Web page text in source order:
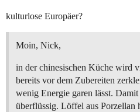
kulturlose Europäer?
Moin, Nick,
in der chinesischen Küche wird
bereits vor dem Zubereiten
wenig Energie garen lässt.
überflüssig. Löffel aus Porzellan